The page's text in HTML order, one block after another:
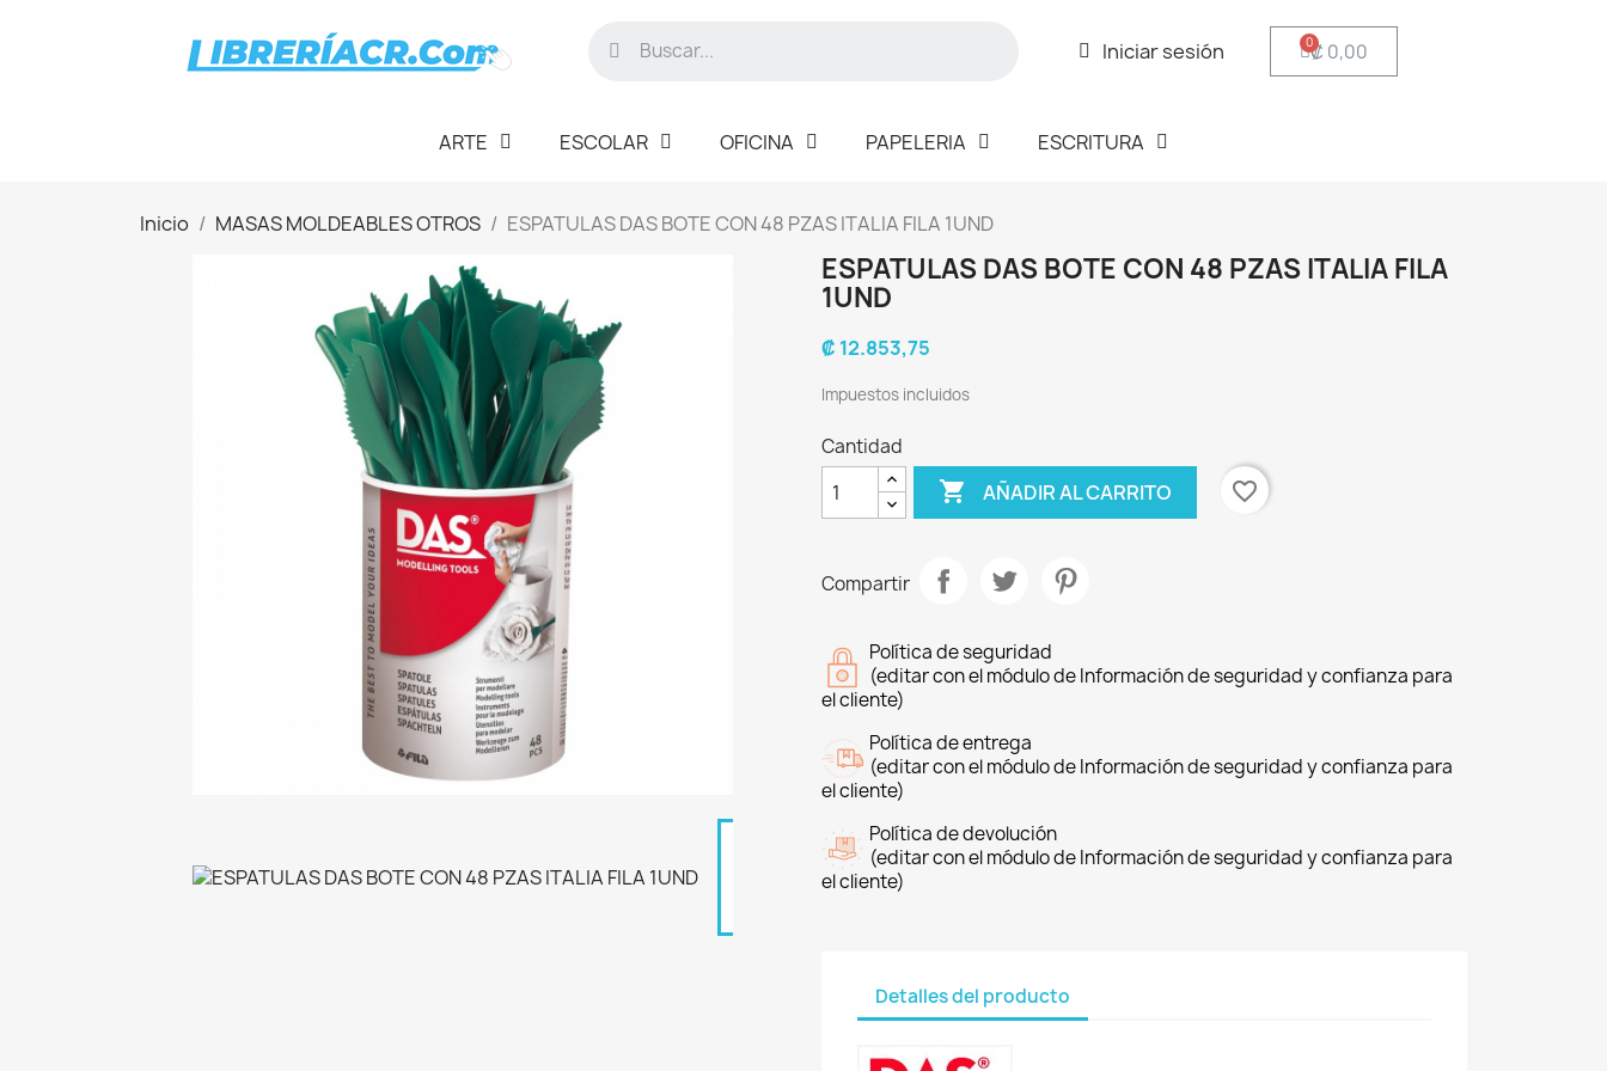
Iniciar sesión ₡ 0,00
ARTE ESCOLAR OFICINA PAPELERIA ESCRITURA
Inicio MASAS MOLDEABLES OTROS ESPATULAS DAS BOTE CON 48 PZAS ITALIA FILA 1UND
ESPATULAS DAS BOTE CON 48 PZAS ITALIA FILA
1UND
₡ 12.853,75
Impuestos incluidos
Cantidad
 AÑADIR AL CARRITO favorite_border
Compartir
Política de seguridad
(editar con el módulo de Información de seguridad y confianza para
el cliente)
Política de entrega
(editar con el módulo de Información de seguridad y confianza para
el cliente)
Política de devolución
(editar con el módulo de Información de seguridad y confianza para
el cliente)
Detalles del producto